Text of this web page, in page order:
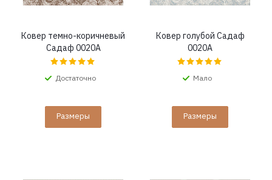
Ковер темно-коричневый
Садаф 0020A
Достаточно
Размеры
Ковер голубой Садаф
0020A
Мало
Размеры